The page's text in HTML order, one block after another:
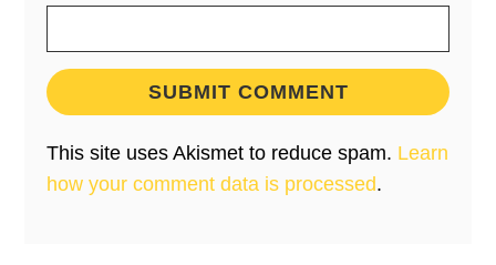
This site uses Akismet to reduce spam. Learn
how your comment data is processed.